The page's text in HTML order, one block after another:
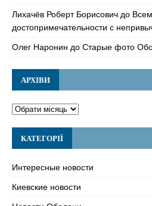
Лихачёв Роберт Борисовичдо
достопримечательности с
Олег Наронин доСтарые фото
АРХІВИ
КАТЕГОРІЇ
Интересные новости
Киевские новости